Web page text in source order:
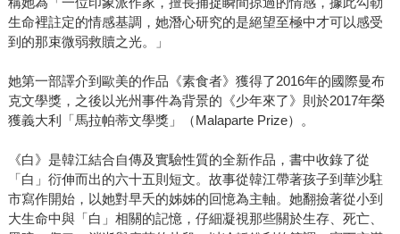
生命裡註定的情感基調，她潛心研究的是絕望至極中才可以感受
到的那束微弱救贖之光。」
她第一部譯介到歐美的作品《素食者》獲得了2016年的國際曼布
克文學獎，之後以光州事件為背景的《少年來了》則於2017年榮
獲義大利「馬拉帕蒂文學獎」（Malaparte Prize）。
《白》是韓江結合自傳及實驗性質的全新作品，書中收錄了從
「白」衍伸而出的六十五則短文。故事從韓江帶著孩子到華沙駐
市寫作開始，以她對早夭的姊姊的回憶為主軸。她翻撿著從小到
大生命中與「白」相關的記憶，仔細凝視那些關於生存、死亡、